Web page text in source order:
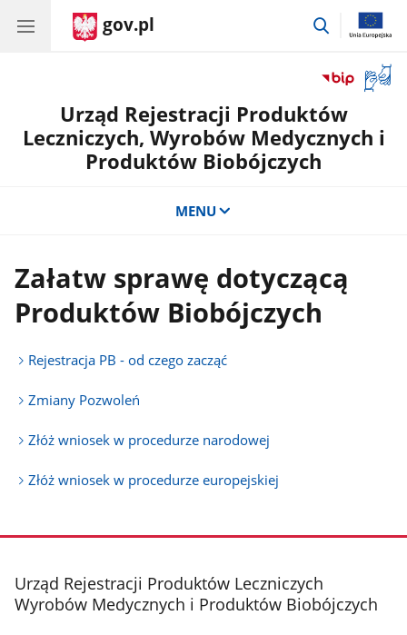
gov.pl
przejdź
okno
Urząd Rejestracji Produktów
Leczniczych, Wyrobów Medycznych i
Produktów Biobójczych
MENU
Załatw sprawę dotyczącą
Produktów Biobójczych
Rejestracja PB - od czego zacząć
Zmiany Pozwoleń
Złóż wniosek w procedurze narodowej
Złóż wniosek w procedurze europejskiej
stopka
Urząd Rejestracji Produktów Leczniczych
Wyrobów Medycznych i Produktów Biobójczych